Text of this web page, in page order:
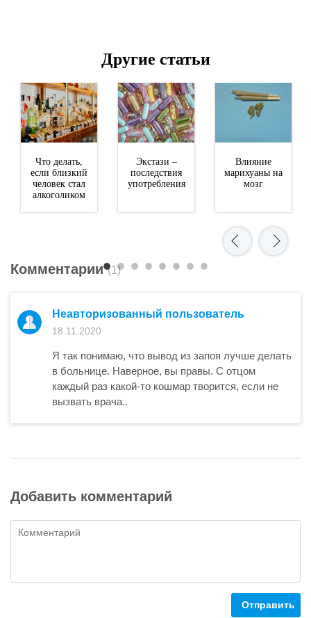
Другие статьи
Что делать,
если близкий
человек стал
алкоголиком
Экстази –
последствия
употребления
Влияние
марихуаны на
мозг
Комментарии(1)
Неавторизованный пользователь
18.11.2020
Я так понимаю, что вывод из запоя лучше делать
в больнице. Наверное, вы правы. С отцом
каждый раз какой-то кошмар творится, если не
вызвать врача..
Добавить комментарий
Отправить